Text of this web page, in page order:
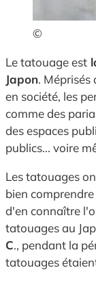
©
Le tatouage est
Japon. Méprisés
en société, les
comme des
des espaces
publics... voire
Les tatouages
bien
d'en connaître
tatouages au
C., pendant la
tatouages